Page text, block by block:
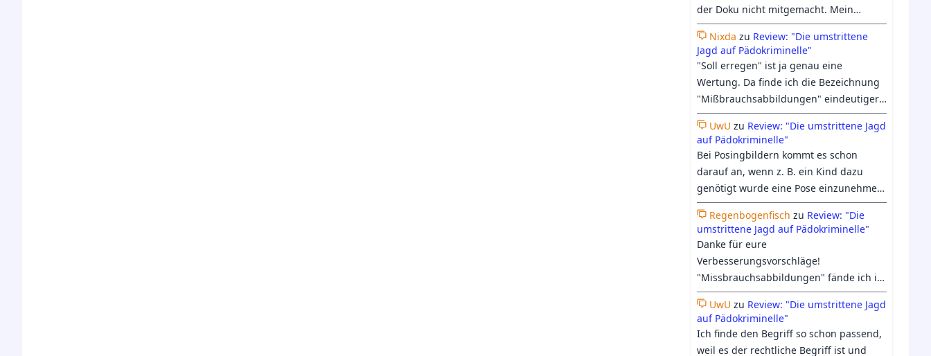
der Doku nicht mitgemacht. Mein
Bauchgefühl hielt mich davon ab. Ich
bin froh, dass Georgs Differenzierung
trotzdem etwas Raum in der Doku
bekommen hat.
Nixda zu Review: "Die umstrittene
Jagd auf Pädokriminelle"
"Soll erregen" ist ja genau eine
Wertung. Da finde ich die Bezeichnung
"Mißbrauchsabbildungen" eindeutiger:
Entweder es hat Mißbrauch
stattgefunden, oder eben nicht. Beim
heutigen Verständnis vom Begriff
"Kinderpornographie", geht es längst
nicht mehr nur ums "erregen sollen",
sondern darum, ob es einen Pädophilen
irgendwie erregen könnte, was auch
zunehmend harmloses Material oder
medizinische Abbildungen einschließt.
UwU zu Review: "Die umstrittene Jagd
auf Pädokriminelle"
Bei Posingbildern kommt es schon
darauf an, wenn z. B. ein Kind dazu
genötigt wurde eine Pose einzunehmen
dann bildet es schon eine Form von
Missbrauch ab. Ich denke das immer
mehr bei "Kinderpornografie"
mittlerweile auch an Fiktion glauben
was wir insb. der KI und den
Berichterstattungen dazu zu verdanken
haben.
Regenbogenfisch zu Review: "Die
umstrittene Jagd auf Pädokriminelle"
Danke für eure
Verbesserungsvorschläge!
"Missbrauchsabbildungen" fände ich in
dem Zusammenhang tatsächlich nicht
passender, da es sich dabei nicht um
ein Synonym für Kinderpornografie,
sondern nur um eine Unterkategorie
UwU zu Review: "Die umstrittene Jagd
auf Pädokriminelle"
Ich finde den Begriff so schon passend,
weil es der rechtliche Begriff ist und